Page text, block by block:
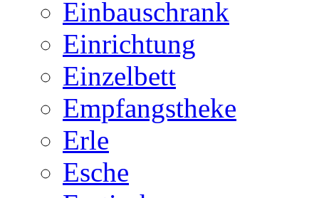
Einbauschrank
Einrichtung
Einzelbett
Empfangstheke
Erle
Esche